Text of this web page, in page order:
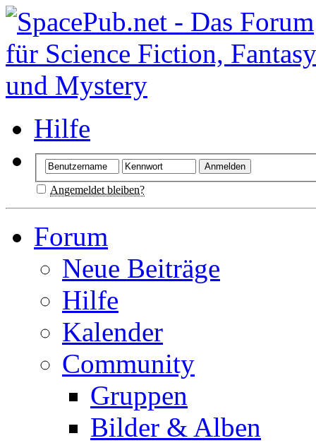
Hilfe
Angemeldet bleiben?
Forum
Neue Beiträge
Hilfe
Kalender
Community
Gruppen
Bilder & Alben